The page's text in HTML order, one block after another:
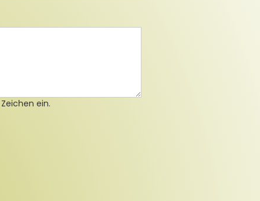
ein.